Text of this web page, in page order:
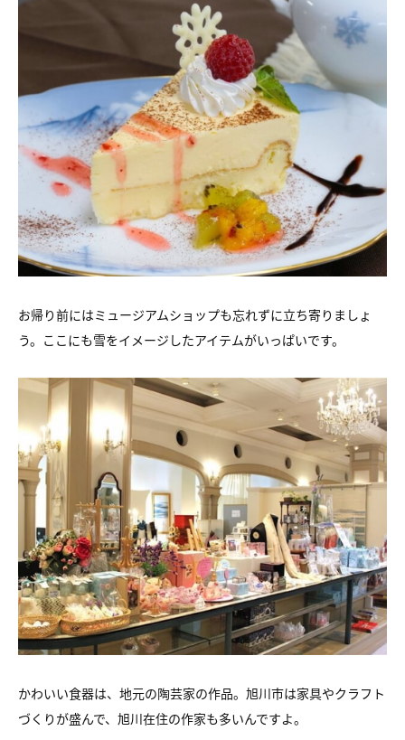
お帰り前にはミュージアムショップも忘れずに立ち寄りましょ
う。ここにも雪をイメージしたアイテムがいっぱいです。
かわいい食器は、地元の陶芸家の作品。旭川市は家具やクラフト
づくりが盛んで、旭川在住の作家も多いんですよ。